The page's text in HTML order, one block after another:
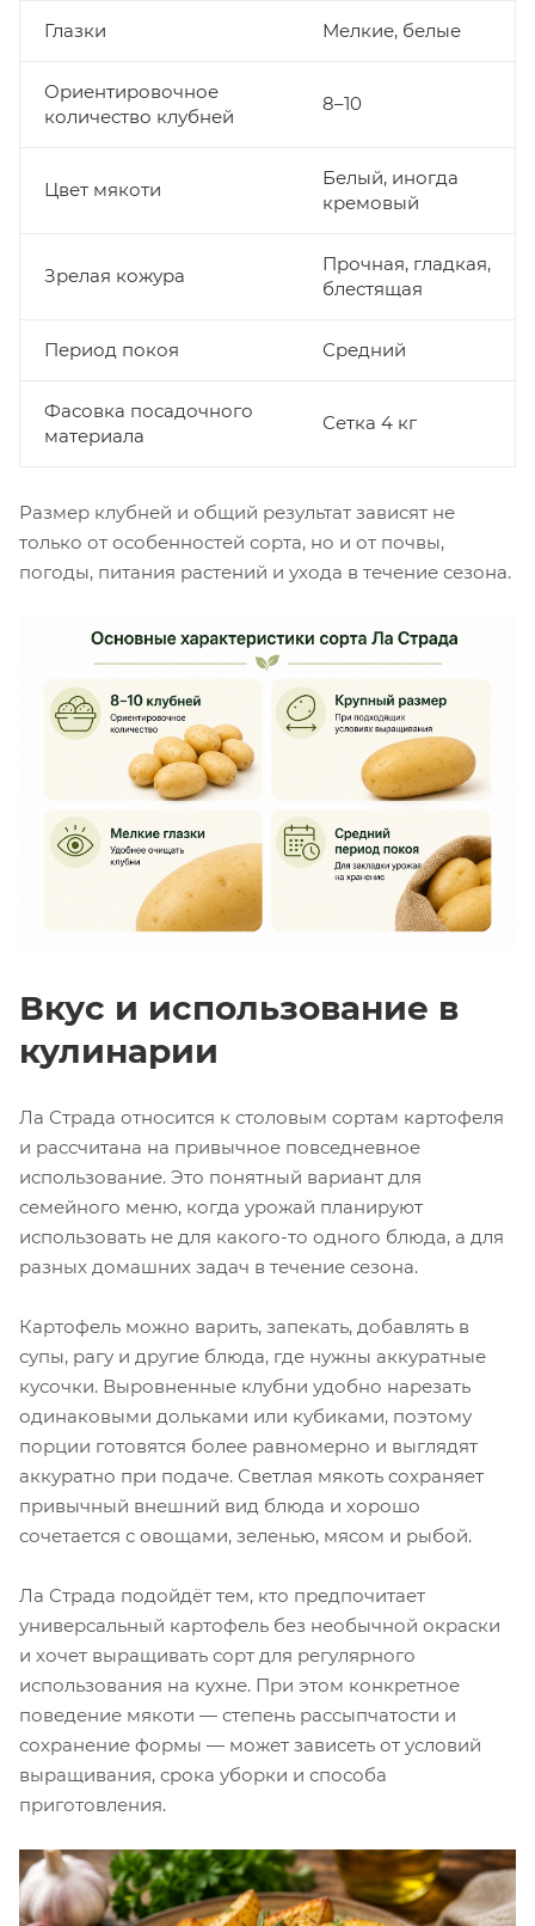
Глазки Мелкие, белые
Ориентировочное
количество клубней
8–10
Цвет мякоти
Белый, иногда
кремовый
Зрелая кожура
Прочная, гладкая,
блестящая
Период покоя Средний
Фасовка посадочного
материала
Сетка 4 кг
Размер клубней и общий результат зависят не
только от особенностей сорта, но и от почвы,
погоды, питания растений и ухода в течение сезона.
Вкус и использование в
кулинарии
Ла Страда относится к столовым сортам картофеля
и рассчитана на привычное повседневное
использование. Это понятный вариант для
семейного меню, когда урожай планируют
использовать не для какого-то одного блюда, а для
разных домашних задач в течение сезона.
Картофель можно варить, запекать, добавлять в
супы, рагу и другие блюда, где нужны аккуратные
кусочки. Выровненные клубни удобно нарезать
одинаковыми дольками или кубиками, поэтому
порции готовятся более равномерно и выглядят
аккуратно при подаче. Светлая мякоть сохраняет
привычный внешний вид блюда и хорошо
сочетается с овощами, зеленью, мясом и рыбой.
Ла Страда подойдёт тем, кто предпочитает
универсальный картофель без необычной окраски
и хочет выращивать сорт для регулярного
использования на кухне. При этом конкретное
поведение мякоти — степень рассыпчатости и
сохранение формы — может зависеть от условий
выращивания, срока уборки и способа
приготовления.